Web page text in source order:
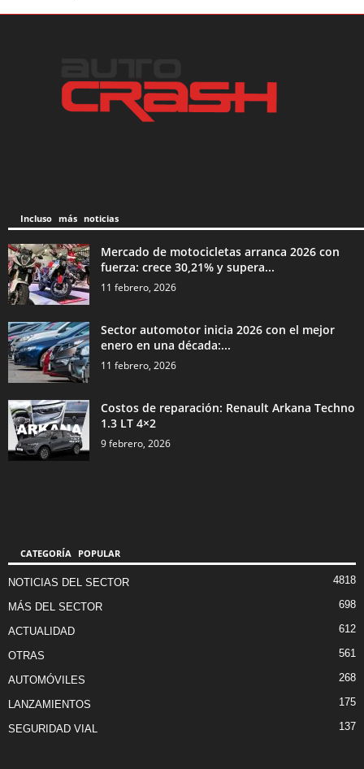
Incluso más noticias
Mercado de motocicletas arranca 2026 con
fuerza: crece 30,21% y supera...
11 febrero, 2026
Sector automotor inicia 2026 con el mejor
enero en una década:...
11 febrero, 2026
Costos de reparación: Renault Arkana Techno
1.3 LT 4×2
9 febrero, 2026
CATEGORÍA POPULAR
NOTICIAS DEL SECTOR 4818
MÁS DEL SECTOR 698
ACTUALIDAD 612
OTRAS 561
AUTOMÓVILES 268
LANZAMIENTOS 175
SEGURIDAD VIAL 137